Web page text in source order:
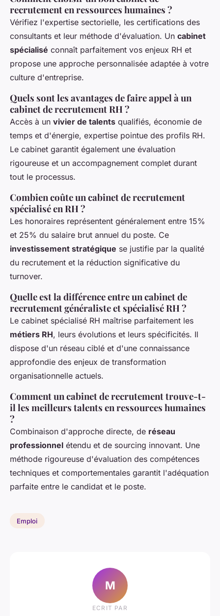
recrutement en ressources humaines ?
Vérifiez l'expertise sectorielle, les certifications des
consultants et leur méthode d'évaluation. Un cabinet
spécialisé connaît parfaitement vos enjeux RH et
propose une approche personnalisée adaptée à votre
culture d'entreprise.
Quels sont les avantages de faire appel à un
cabinet de recrutement RH ?
Accès à un vivier de talents qualifiés, économie de
temps et d'énergie, expertise pointue des profils RH.
Le cabinet garantit également une évaluation
rigoureuse et un accompagnement complet durant
tout le processus.
Combien coûte un cabinet de recrutement
spécialisé en RH ?
Les honoraires représentent généralement entre 15%
et 25% du salaire brut annuel du poste. Ce
investissement stratégique se justifie par la qualité
du recrutement et la réduction significative du
turnover.
Quelle est la différence entre un cabinet de
recrutement généraliste et spécialisé RH ?
Le cabinet spécialisé RH maîtrise parfaitement les
métiers RH, leurs évolutions et leurs spécificités. Il
dispose d'un réseau ciblé et d'une connaissance
approfondie des enjeux de transformation
organisationnelle actuels.
Comment un cabinet de recrutement trouve-t-
il les meilleurs talents en ressources humaines
?
Combinaison d'approche directe, de réseau
professionnel étendu et de sourcing innovant. Une
méthode rigoureuse d'évaluation des compétences
techniques et comportementales garantit l'adéquation
parfaite entre le candidat et le poste.
Emploi
M
ECRIT PAR